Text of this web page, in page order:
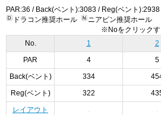
PAR:36 / Back(ベント):3083 / Reg(ベント
ドラコン推奨ホール
ニアピン推奨ホール
※Noをクリックす
No.
1 2
PAR 4 5
Back(ベント) 334
Reg(ベント) 322
レイアウト